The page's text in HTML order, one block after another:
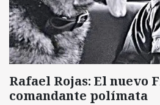
Rafael Rojas: El nuevo
comandante polímata